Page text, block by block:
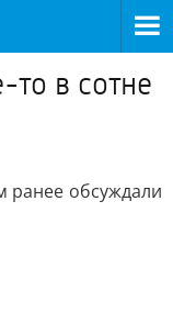
в сотне
ранее обсуждали